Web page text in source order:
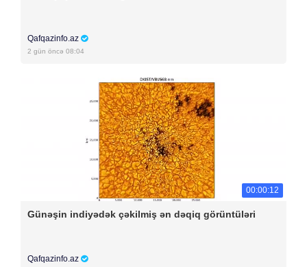
Qafqazinfo.az
2 gün öncə 08:04
00:00:12
Günəşin indiyədək çəkilmiş ən dəqiq görüntüləri
Qafqazinfo.az